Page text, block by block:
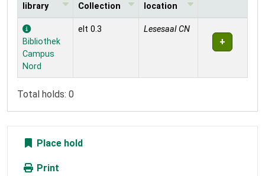
Holdings
library
Collection
location
Bibliothek
Campus
Nord
elt 0.3 Lesesaal CN
Total holds: 0
Place hold
Print